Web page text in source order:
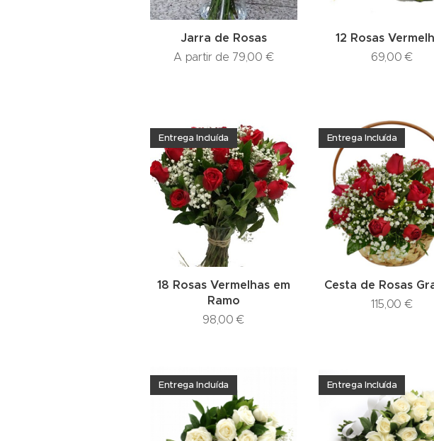
Jarra de Rosas
A partir de 79,00 €
12 Rosas
69,00 €
18 Rosas Vermelhas em
Ramo
Entrega Incluída
98,00 €
Cesta de Rosas
Entrega Incluída
115,00 €
Entrega Incluída Entrega Incluída